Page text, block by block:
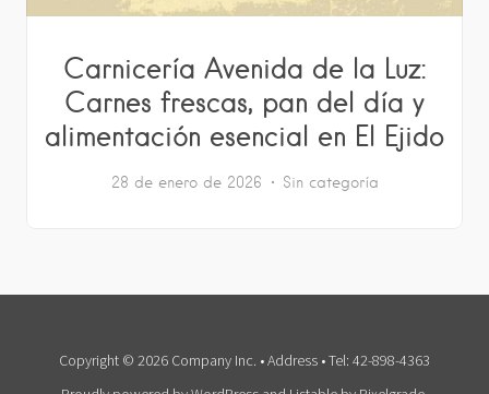
Carnicería Avenida de la Luz:
Carnes frescas, pan del día y
alimentación esencial en El Ejido
28 de enero de 2026 Sin categoría
Copyright © 2026 Company Inc. • Address • Tel: 42-898-4363